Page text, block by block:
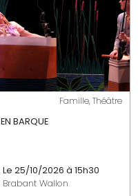
Famille, Théâtre
EN BARQUE
Le 25/10/2026 à 15h30
Brabant Wallon